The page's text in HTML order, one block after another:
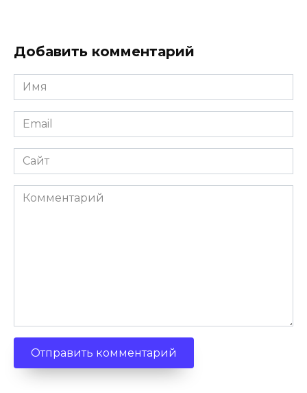
Добавить комментарий
Имя
Email
Сайт
Комментарий